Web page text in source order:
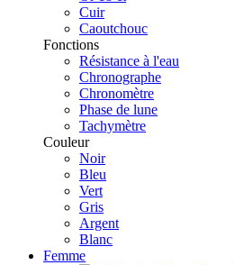
Cuir
Caoutchouc
Fonctions
Résistance à l'eau
Chronographe
Chronomètre
Phase de lune
Tachymètre
Couleur
Noir
Bleu
Vert
Gris
Argent
Blanc
Femme